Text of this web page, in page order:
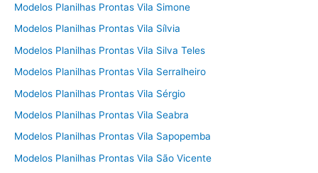
Modelos Planilhas Prontas Vila Simone
Modelos Planilhas Prontas Vila Sílvia
Modelos Planilhas Prontas Vila Silva Teles
Modelos Planilhas Prontas Vila Serralheiro
Modelos Planilhas Prontas Vila Sérgio
Modelos Planilhas Prontas Vila Seabra
Modelos Planilhas Prontas Vila Sapopemba
Modelos Planilhas Prontas Vila São Vicente